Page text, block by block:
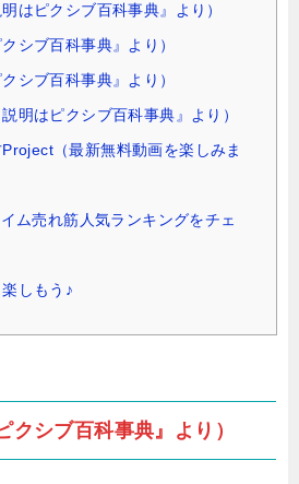
はピクシブ百科事典』より）
シブ百科事典』より）
シブ百科事典』より）
明はピクシブ百科事典』より）
（最新無料動画を楽しみま
ム売れ筋人気ランキングをチェ
しもう♪
シブ百科事典』より）